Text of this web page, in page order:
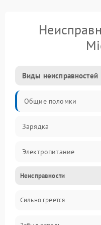
Виды неисправностей
Общие поломки
Зарядка
Электропитание
Экран и изображение
Дисплей
Неисправности
Сильно греется